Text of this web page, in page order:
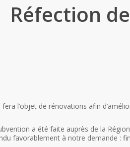
Réfection
fera l’objet de rénovations afin
a été faite auprès de la
favorablement à notre demande :